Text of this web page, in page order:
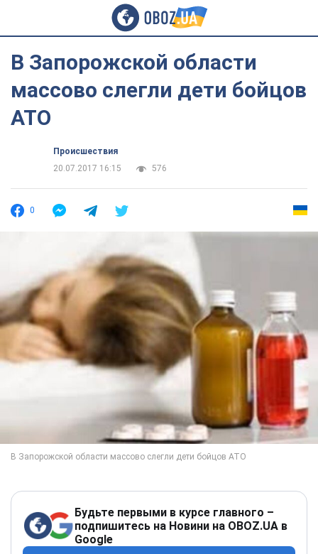
В Запорожской области
массово слегли дети бойцов
АТО
Происшествия
20.07.2017 16:15
576
0
Будьте первыми в курсе главного –
подпишитесь на Новини на OBOZ.UA в
Google